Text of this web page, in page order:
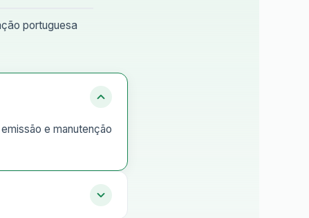
portuguesa
e manutenção